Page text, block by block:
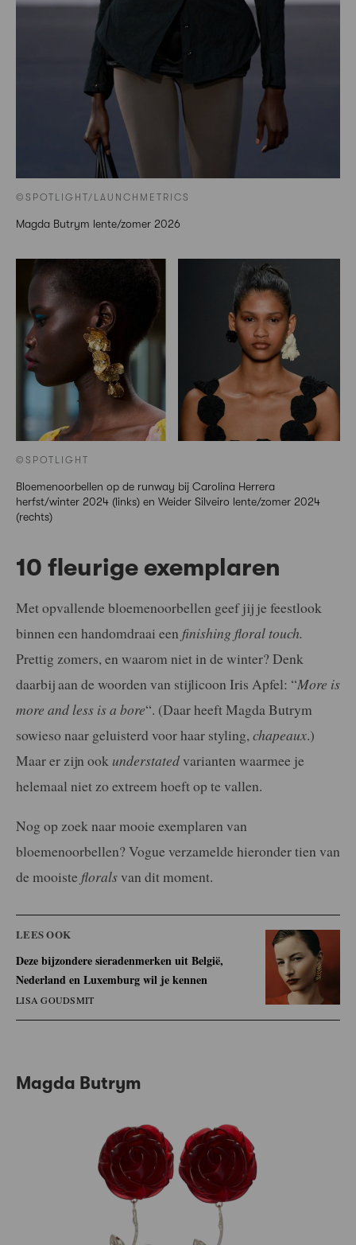
©SPOTLIGHT/LAUNCHMETRICS
Magda Butrym lente/zomer 2026
©SPOTLIGHT
Bloemenoorbellen op de runway bij Carolina Herrera
herfst/winter 2024 (links) en Weider Silveiro lente/zomer 2024
(rechts)
10 fleurige exemplaren
Met opvallende bloemenoorbellen geef jij je feestlook
binnen een handomdraai een finishing floral touch.
Prettig zomers, en waarom niet in de winter? Denk
daarbij aan de woorden van stijlicoon Iris Apfel: “More is
more and less is a bore“. (Daar heeft Magda Butrym
sowieso naar geluisterd voor haar styling,chapeaux.)
Maar er zijn ook understatedvarianten waarmee je
helemaal niet zo extreem hoeft op te vallen.
Nog op zoek naar mooie exemplaren van
bloemenoorbellen? Vogue verzamelde hieronder tien van
de mooiste floralsvan dit moment.
LEES OOK
Deze bijzondere sieradenmerken uit België,
Nederland en Luxemburg wil je kennen
LISA GOUDSMIT
Magda Butrym